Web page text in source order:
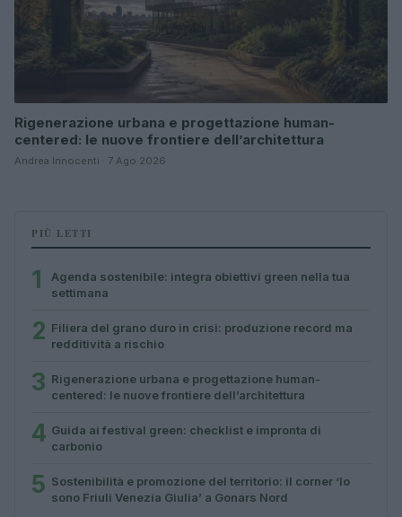
Rigenerazione urbana e progettazione human-
centered: le nuove frontiere dell’architettura
Andrea Innocenti · 7 Ago 2026
PIÙ LETTI
1
Agenda sostenibile: integra obiettivi green nella tua
settimana
2 Filiera del grano duro in crisi: produzione record ma
redditività a rischio
3 Rigenerazione urbana e progettazione human-
centered: le nuove frontiere dell’architettura
4 Guida ai festival green: checklist e impronta di
carbonio
5 Sostenibilità e promozione del territorio: il corner ‘Io
sono Friuli Venezia Giulia’ a Gonars Nord